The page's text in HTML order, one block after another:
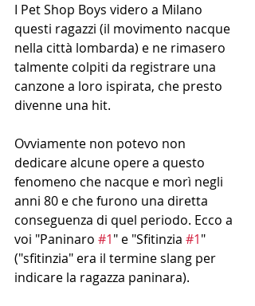
I Pet Shop Boys videro a Milano
questi ragazzi (il movimento nacque
nella città lombarda) e ne rimasero
talmente colpiti da registrare una
canzone a loro ispirata, che presto
divenne una hit.
Ovviamente non potevo non
dedicare alcune opere a questo
fenomeno che nacque e morì negli
anni 80 e che furono una diretta
conseguenza di quel periodo. Ecco a
voi "Paninaro #1" e "Sfitinzia #1"
("sfitinzia" era il termine slang per
indicare la ragazza paninara).